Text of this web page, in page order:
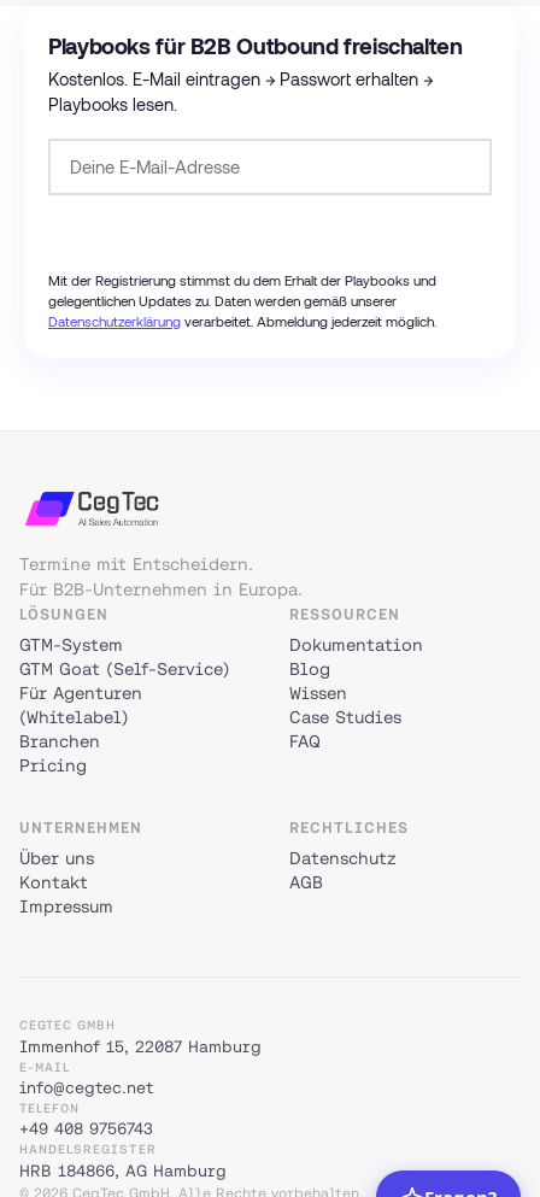
Playbooks für B2B Outbound freischalten
Kostenlos. E-Mail eintragen → Passwort erhalten →
Playbooks lesen.
Mit der Registrierung stimmst du dem Erhalt der Playbooks und
gelegentlichen Updates zu. Daten werden gemäß unserer
Datenschutzerklärung verarbeitet. Abmeldung jederzeit möglich.
Termine mit Entscheidern.
Für B2B-Unternehmen in Europa.
LÖSUNGEN
GTM-System
GTM Goat (Self-Service)
Für Agenturen
(Whitelabel)
Branchen
Pricing
RESSOURCEN
Dokumentation
Blog
Wissen
Case Studies
FAQ
UNTERNEHMEN
Über uns
Kontakt
Impressum
RECHTLICHES
Datenschutz
AGB
CEGTEC GMBH
Immenhof 15, 22087 Hamburg
E-MAIL
info@cegtec.net
TELEFON
+49 408 9756743
HANDELSREGISTER
HRB 184866, AG Hamburg
© 2026 CegTec GmbH. Alle Rechte vorbehalten.